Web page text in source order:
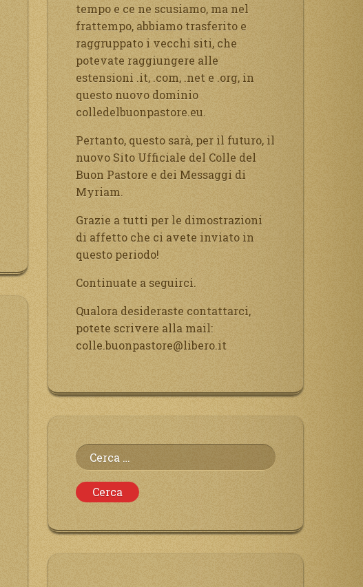
tempo e ce ne scusiamo, ma nel
frattempo, abbiamo trasferito e
raggruppato i vecchi siti, che
potevate raggiungere alle
estensioni .it, .com, .net e .org, in
questo nuovo dominio
colledelbuonpastore.eu.
Pertanto, questo sarà, per il futuro, il
nuovo Sito Ufficiale del Colle del
Buon Pastore e dei Messaggi di
Myriam.
Grazie a tutti per le dimostrazioni
di affetto che ci avete inviato in
questo periodo!
Continuate a seguirci.
Qualora desideraste contattarci,
potete scrivere alla mail:
colle.buonpastore@libero.it
Ricerca
per: